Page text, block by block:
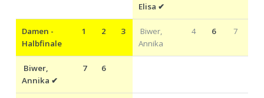
Elisa ✔
Damen -
Halbfinale
1 2 3
Biwer,
Annika
4 6 7
Biwer,
Annika ✔
7 6